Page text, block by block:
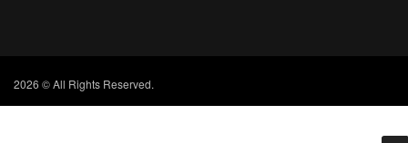
2026 © All Rights Reserved.